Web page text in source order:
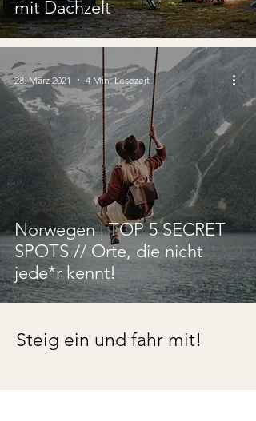
mit Dachzelt
Norwegen | TOP 5 SECRET
SPOTS // Orte, die nicht
jede*r kennt!
28. März 2021 4 Min. Lesezeit
Steig ein und fahr mit!